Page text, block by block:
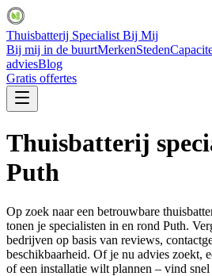
Thuisbatterij Specialist Bij Mij
Bij mij in de buurtMerkenSteden
adviesBlog
Gratis offertes
Thuisbatterij
Puth
Op zoek naar een betrouwbare
tonen je specialisten in en rond Puth.
bedrijven op basis van reviews,
beschikbaarheid. Of je nu advies zoekt,
of een installatie wilt plannen – vind